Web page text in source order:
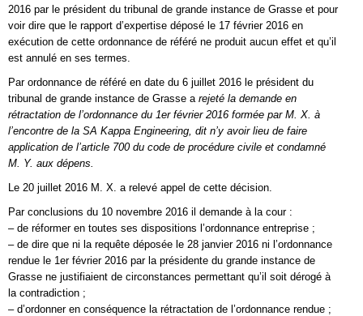
2016 par le président du tribunal de grande instance de Grasse et pour
voir dire que le rapport d’expertise déposé le 17 février 2016 en
exécution de cette ordonnance de référé ne produit aucun effet et qu’il
est annulé en ses termes.
Par ordonnance de référé en date du 6 juillet 2016 le président du
tribunal de grande instance de Grasse a rejeté la demande en
rétractation de l’ordonnance du 1er février 2016 formée par M. X. à
l’encontre de la SA Kappa Engineering, dit n’y avoir lieu de faire
application de l’article 700 du code de procédure civile et condamné
M. Y. aux dépens.
Le 20 juillet 2016 M. X. a relevé appel de cette décision.
Par conclusions du 10 novembre 2016 il demande à la cour :
– de réformer en toutes ses dispositions l’ordonnance entreprise ;
– de dire que ni la requête déposée le 28 janvier 2016 ni l’ordonnance
rendue le 1er février 2016 par la présidente du grande instance de
Grasse ne justifiaient de circonstances permettant qu’il soit dérogé à
la contradiction ;
– d’ordonner en conséquence la rétractation de l’ordonnance rendue ;